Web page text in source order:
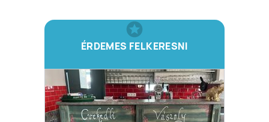
ÉRDEMES FELKERESNI